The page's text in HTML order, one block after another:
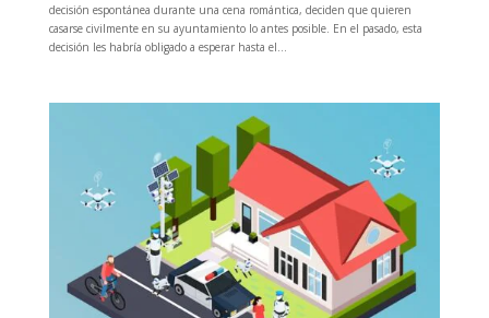
decisión espontánea durante una cena romántica, deciden que quieren
casarse civilmente en su ayuntamiento lo antes posible. En el pasado, esta
decisión les habría obligado a esperar hasta el...